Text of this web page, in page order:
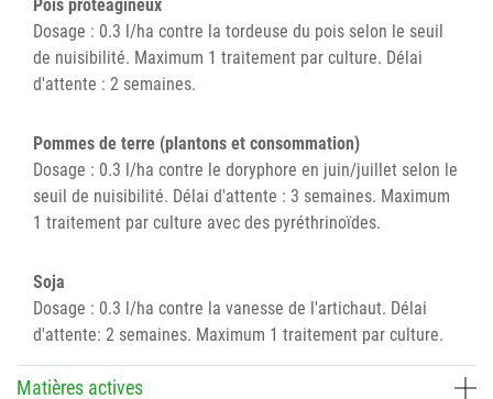
Pois protéagineux
Dosage : 0.3 l/ha contre la tordeuse du pois selon le seuil
de nuisibilité. Maximum 1 traitement par culture. Délai
d'attente : 2 semaines.
Pommes de terre (plantons et consommation)
Dosage : 0.3 l/ha contre le doryphore en juin/juillet selon le
seuil de nuisibilité. Délai d'attente : 3 semaines. Maximum
1 traitement par culture avec des pyréthrinoïdes.
Soja
Dosage : 0.3 l/ha contre la vanesse de l'artichaut. Délai
d'attente: 2 semaines. Maximum 1 traitement par culture.
Matières actives